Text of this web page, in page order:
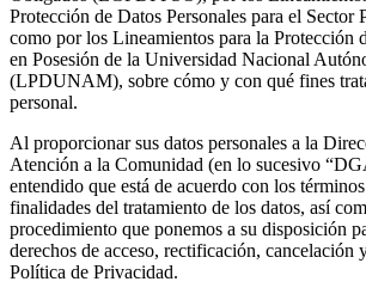
Protección de Datos Personales para el
como por los Lineamientos para la Protección
en Posesión de la Universidad Nacional
(LPDUNAM), sobre cómo y con qué fines
personal.
Al proporcionar sus datos personales a la
Atención a la Comunidad (en lo sucesivo
entendido que está de acuerdo con los
finalidades del tratamiento de los datos, así
procedimiento que ponemos a su disposición
derechos de acceso, rectificación, cancelación
Política de Privacidad.